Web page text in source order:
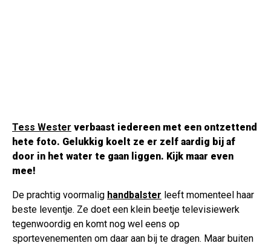
Tess Wester verbaast iedereen met een ontzettend
hete foto. Gelukkig koelt ze er zelf aardig bij af
door in het water te gaan liggen. Kijk maar even
mee!
De prachtig voormalig handbalster leeft momenteel haar
beste leventje. Ze doet een klein beetje televisiewerk
tegenwoordig en komt nog wel eens op
sportevenementen om daar aan bij te dragen. Maar buiten